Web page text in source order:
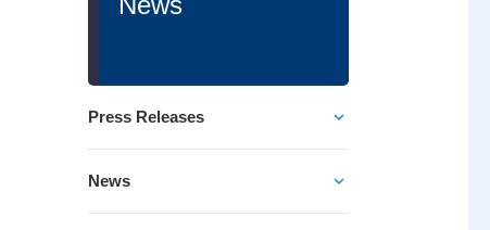
Press Releases
News